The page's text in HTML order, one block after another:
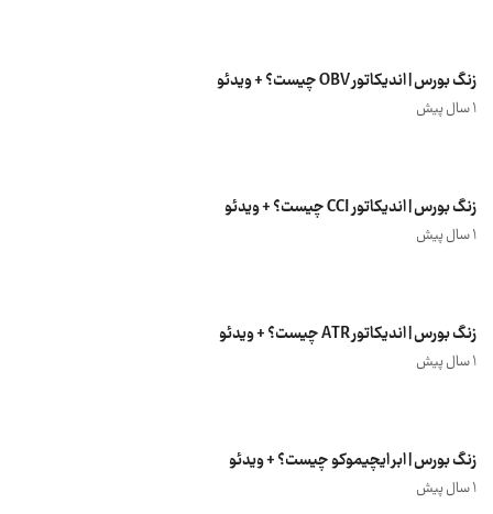
زنگ بورس | اندیکاتور OBV چیست؟ + ویدئو
1 سال پیش
زنگ بورس | اندیکاتور CCI چیست؟ + ویدئو
1 سال پیش
زنگ بورس | اندیکاتور ATR چیست؟ + ویدئو
1 سال پیش
زنگ بورس | ابر ایچیموکو چیست؟ + ویدئو
1 سال پیش